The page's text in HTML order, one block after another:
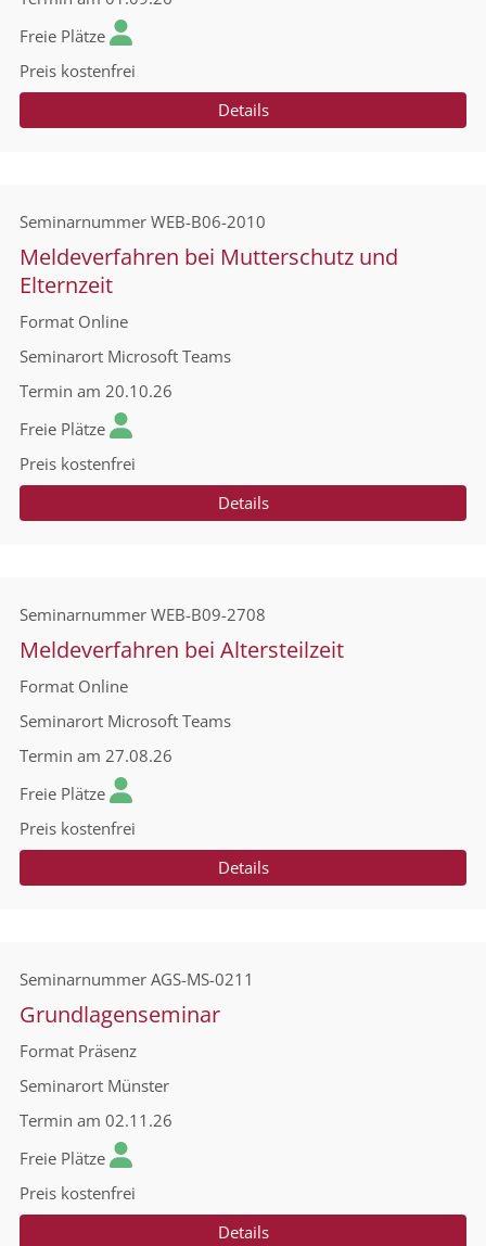
Freie Plätze
Preis kostenfrei
Details
Seminarnummer WEB-B06-2010
Meldeverfahren bei Mutterschutz und
Elternzeit
Format Online
Seminarort Microsoft Teams
Termin am 20.10.26
Freie Plätze
Preis kostenfrei
Details
Seminarnummer WEB-B09-2708
Meldeverfahren bei Altersteilzeit
Format Online
Seminarort Microsoft Teams
Termin am 27.08.26
Freie Plätze
Preis kostenfrei
Details
Seminarnummer AGS-MS-0211
Grundlagenseminar
Format Präsenz
Seminarort Münster
Termin am 02.11.26
Freie Plätze
Preis kostenfrei
Details